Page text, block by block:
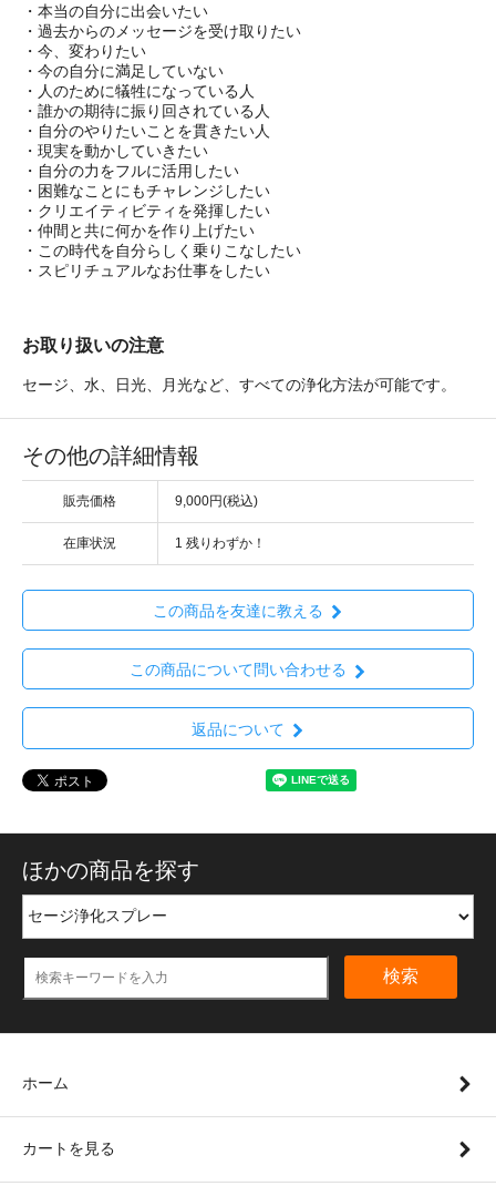
・本当の自分に出会いたい
・過去からのメッセージを受け取りたい
・今、変わりたい
・今の自分に満足していない
・人のために犠牲になっている人
・誰かの期待に振り回されている人
・自分のやりたいことを貫きたい人
・現実を動かしていきたい
・自分の力をフルに活用したい
・困難なことにもチャレンジしたい
・クリエイティビティを発揮したい
・仲間と共に何かを作り上げたい
・この時代を自分らしく乗りこなしたい
・スピリチュアルなお仕事をしたい
お取り扱いの注意
セージ、水、日光、月光など、すべての浄化方法が可能です。
その他の詳細情報
販売価格 9,000円(税込)
在庫状況 1 残りわずか！
この商品を友達に教える
この商品について問い合わせる
返品について
ほかの商品を探す
検索
ホーム
カートを見る